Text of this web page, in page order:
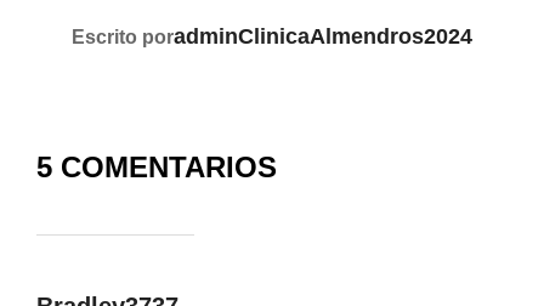
AUTOR DE LA PUBLICACIÓN
Escrito poradminClinicaAlmendros2024
5 COMENTARIOS